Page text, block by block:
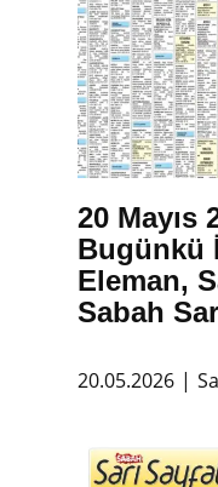
20 Mayıs
Bugünkü
Eleman,
Sabah
20.05.2026